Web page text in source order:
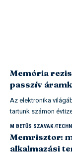
Memória
passzív
Az elektronika
tartunk számon
M BETŰS SZAVAK
Memrisztor:
alkalmazási